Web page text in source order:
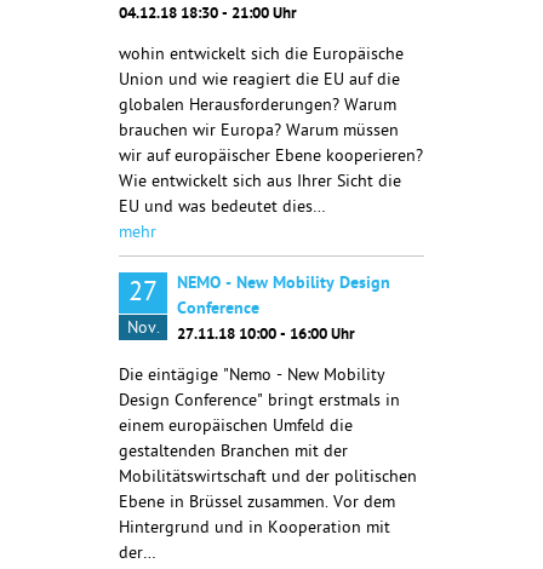
04.12.18 18:30 - 21:00 Uhr
wohin entwickelt sich die Europäische
Union und wie reagiert die EU auf die
globalen Herausforderungen? Warum
brauchen wir Europa? Warum müssen
wir auf europäischer Ebene kooperieren?
Wie entwickelt sich aus Ihrer Sicht die
EU und was bedeutet dies…
mehr
27
Nov.
NEMO - New Mobility Design
Conference
27.11.18 10:00 - 16:00 Uhr
Die eintägige "Nemo - New Mobility
Design Conference" bringt erstmals in
einem europäischen Umfeld die
gestaltenden Branchen mit der
Mobilitätswirtschaft und der politischen
Ebene in Brüssel zusammen. Vor dem
Hintergrund und in Kooperation mit
der…